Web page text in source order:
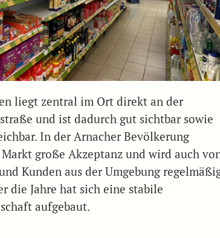
liegt zentral im Ort direkt an der
und ist dadurch gut sichtbar sowie
In der Arnacher Bevölkerung
große Akzeptanz und wird auch
Kunden aus der Umgebung
die Jahre hat sich eine stabile
aufgebaut.